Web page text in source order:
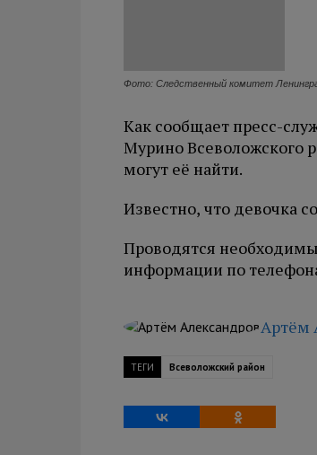
Фото: Следственный комитет
Как сообщает пресс-
Мурино Всеволожского
могут её найти.
Известно, что девочка
Проводятся
информации по
Артём
ТЕГИ Всеволожский район